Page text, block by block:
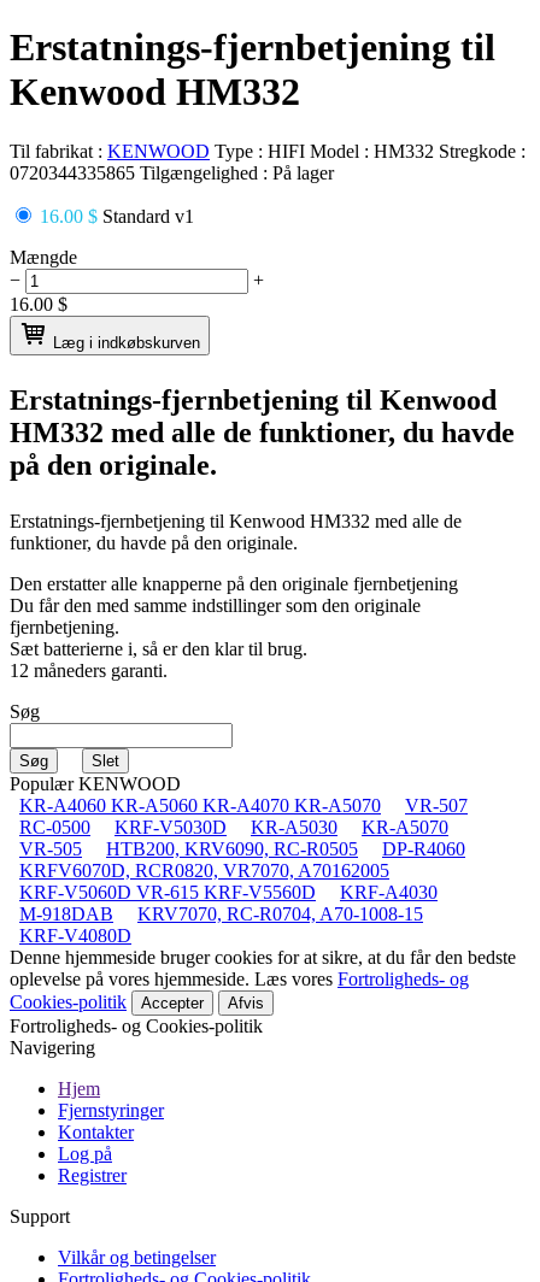
Erstatnings-fjernbetjening til
Kenwood HM332
Til fabrikat : KENWOOD Type : HIFI Model : HM332 Stregkode :
0720344335865 Tilgængelighed : På lager
16.00 $ Standard v1
Mængde
−
+
16.00 $
Læg i indkøbskurven
Erstatnings-fjernbetjening til Kenwood
HM332 med alle de funktioner, du havde
på den originale.
Erstatnings-fjernbetjening til Kenwood HM332 med alle de
funktioner, du havde på den originale.
Den erstatter alle knapperne på den originale fjernbetjening
Du får den med samme indstillinger som den originale
fjernbetjening.
Sæt batterierne i, så er den klar til brug.
12 måneders garanti.
Søg
Populær KENWOOD
KR-A4060 KR-A5060 KR-A4070 KR-A5070
VR-507
RC-0500
KRF-V5030D KR-A5030
KR-A5070
VR-505
HTB200, KRV6090, RC-R0505
DP-R4060
KRFV6070D, RCR0820, VR7070, A70162005
KRF-V5060D VR-615 KRF-V5560D
KRF-A4030
M-918DAB
KRV7070, RC-R0704, A70-1008-15
KRF-V4080D
Denne hjemmeside bruger cookies for at sikre, at du får den bedste
oplevelse på vores hjemmeside. Læs vores Fortroligheds- og
Cookies-politik
Accepter Afvis
Fortroligheds- og Cookies-politik
Navigering
Hjem
Fjernstyringer
Kontakter
Log på
Registrer
Support
Vilkår og betingelser